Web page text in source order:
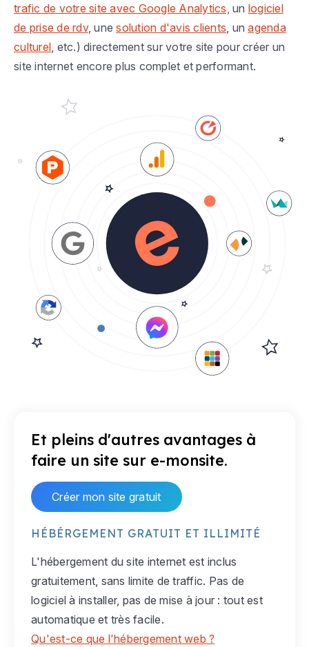
trafic de votre site avec Google Analytics, un logiciel
de prise de rdv, unesolution d'avis clients, unagenda
culturel, etc.) directement sur votre site pour créer un
site internet encore plus complet et performant.
Et pleins d'autres avantages à
faire un site sur e-monsite.
Créer mon site gratuit
HÉBÉRGEMENT GRATUIT ET ILLIMITÉ
L'hébergement du site internet est inclus
gratuitement, sans limite de traffic. Pas de
logiciel à installer, pas de mise à jour : tout est
automatique et très facile.
Qu'est-ce que l'hébergement web ?